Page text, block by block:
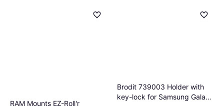
RAM Mounts EZ-Roll'r
Brodit 739003 Holder with
key-lock for Samsung Galaxy